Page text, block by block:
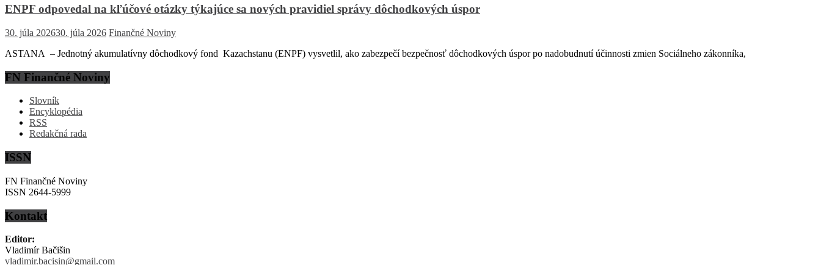
ENPF odpovedal na kľúčové otázky týkajúce sa nových pravidiel správy dôchodkových úspor
30. júla 202630. júla 2026 Finančné Noviny
ASTANA – Jednotný akumulatívny dôchodkový fond Kazachstanu (ENPF) vysvetlil, ako zabezpečí bezpečnosť dôchodkových úspor po nadobudnutí účinnosti zmien Sociálneho zákonníka,
FN Finančné Noviny
Slovník
Encyklopédia
RSS
Redakčná rada
ISSN
FN Finančné Noviny
ISSN 2644-5999
Kontakt
Editor:
Vladimír Bačišin
vladimir.bacisin@gmail.com